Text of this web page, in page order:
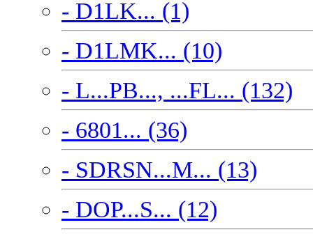
- D1LK... (1)
- D1LMK... (10)
- L...PB..., ...FL... (132)
- 6801... (36)
- SDRSN...M... (13)
- DOP...S... (12)